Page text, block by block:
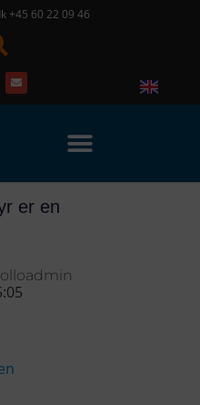
+45 60 22 09 46
er en